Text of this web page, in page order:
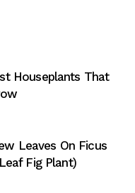
Houseplants That
Leaves On Ficus
Fig Plant)